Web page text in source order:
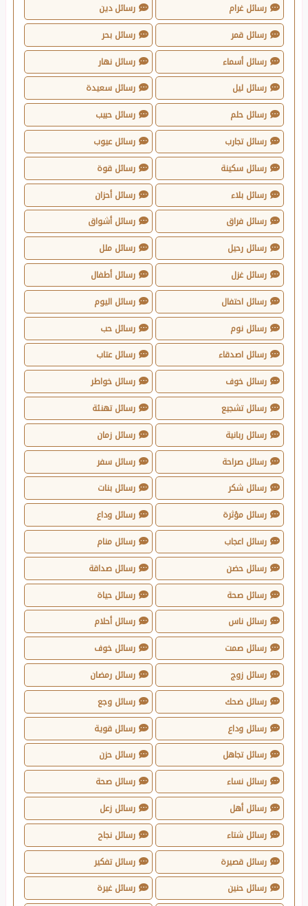
رسائل غرام
رسائل دين
رسائل قمر
رسائل بحر
رسائل أسماء
رسائل نهار
رسائل ليل
رسائل سعيدة
رسائل حلم
رسائل حبيب
رسائل تجارب
رسائل عيوب
رسائل سكينة
رسائل قوة
رسائل بلاء
رسائل أحزان
رسائل فراق
رسائل أشواق
رسائل رحيل
رسائل ملل
رسائل غزل
رسائل أطفال
رسائل احتفال
رسائل اليوم
رسائل نوم
رسائل حب
رسائل اصدقاء
رسائل عتاب
رسائل خوف
رسائل خواطر
رسائل تشجيع
رسائل تهنئة
رسائل ربانية
رسائل زمان
رسائل صراحة
رسائل سفر
رسائل شكر
رسائل بنات
رسائل مؤثرة
رسائل وداع
رسائل اعجاب
رسائل منام
رسائل حضن
رسائل صداقة
رسائل صحة
رسائل حياة
رسائل ناس
رسائل أحلام
رسائل صمت
رسائل خوف
رسائل زوج
رسائل رمضان
رسائل ضحك
رسائل وجع
رسائل وداع
رسائل قوية
رسائل تجاهل
رسائل حزن
رسائل نساء
رسائل صحة
رسائل أهل
رسائل زعل
رسائل شتاء
رسائل نجاح
رسائل قصيرة
رسائل تفكير
رسائل حنين
رسائل غيرة